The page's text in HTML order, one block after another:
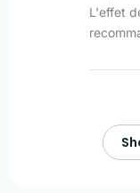
L'effet